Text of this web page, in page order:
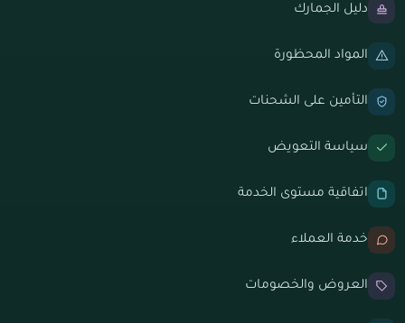
دليل الجمارك
المواد المحظورة
التأمين على الشحنات
سياسة التعويض
اتفاقية مستوى الخدمة
خدمة العملاء
العروض والخصومات